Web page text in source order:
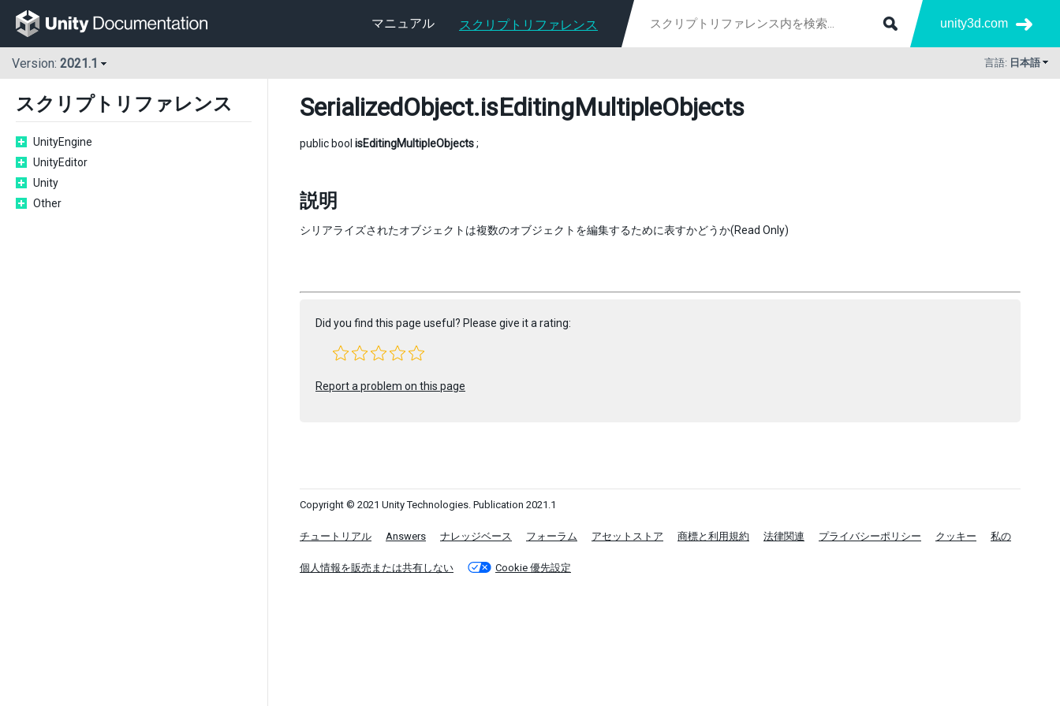
マニュアル スクリプトリファレンス unity3d.com
Version: 2021.1 言語: 日本語
スクリプトリファレンス
UnityEngine
UnityEditor
Unity
Other
SerializedObject.isEditingMultipleObjects
public bool isEditingMultipleObjects;
説明
シリアライズされたオブジェクトは複数のオブジェクトを編集するために表すかどうか(Read Only)
Did you find this page useful? Please give it a rating:
Report a problem on this page
Copyright © 2021 Unity Technologies. Publication 2021.1
チュートリアル Answers ナレッジベース フォーラム アセットストア 商標と利用規約 法律関連 プライバシーポリシー クッキー 私の
個人情報を販売または共有しない Cookie 優先設定